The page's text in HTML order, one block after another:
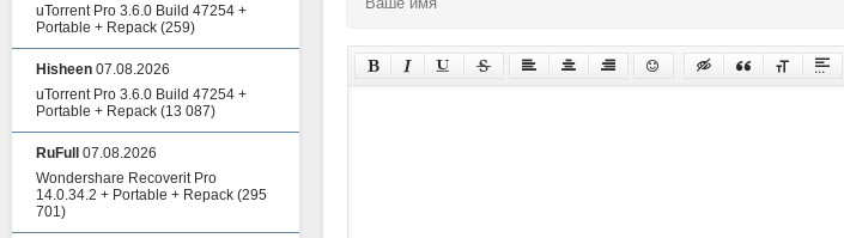
uTorrent Pro 3.6.0 Build 47254 +
Portable + Repack (259)
Hisheen 07.08.2026
uTorrent Pro 3.6.0 Build 47254 +
Portable + Repack (13 087)
RuFull
07.08.2026
Wondershare Recoverit Pro
14.0.34.2 + Portable + Repack (295
701)